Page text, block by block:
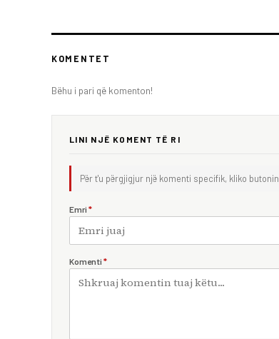
KOMENTET
Bëhu i pari që komenton!
LINI NJË KOMENT TË RI
Për t'u përgjigjur një komenti specifik, kliko butonin
Emri *
Komenti *